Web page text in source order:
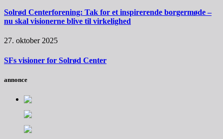
Solrød Centerforening: Tak for et inspirerende borgermøde –
nu skal visionerne blive til virkelighed
27. oktober 2025
SFs visioner for Solrød Center
annonce